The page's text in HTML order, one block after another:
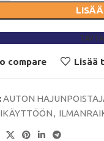
compare Lisää
AUTON
,